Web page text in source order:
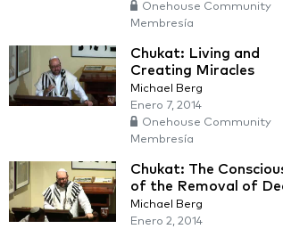
Onehouse Community
Membresía
Chukat: Living and
Creating Miracles
Michael Berg
Enero 7, 2014
Onehouse Community
Membresía
Chukat: The
of the Removal of
Michael Berg
Enero 2, 2014